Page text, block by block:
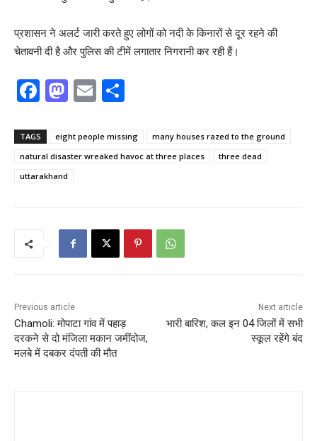
प्रशासन ने अलर्ट जारी करते हुए लोगों को नदी के किनारों से दूर रहने की
चेतावनी दी है और पुलिस की टीमें लगातार निगरानी कर रही हैं।
F
c
e
b
M
st
o
n
E
ai
l
ar
e
TAGS eight people missing
many houses razed to the ground
natural disaster wreaked havoc at three places
three dead
uttarakhand
Previous article
Chamoli: मोपाटा गांव में पहाड़
दरकने से दो मंजिला मकान जमींदोज,
मलबे में दबकर दंपती की मौत
Next article
भारी बारिश, कल इन 04 जिलों में सभी
स्कूल रहेंगे बंद